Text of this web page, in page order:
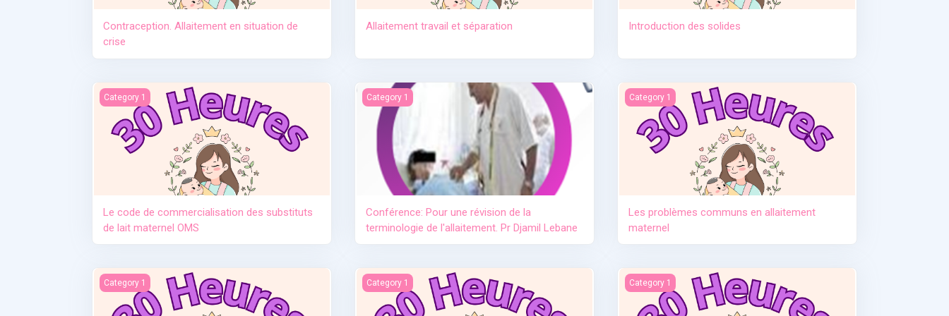
Contraception. Allaitement en situation de
crise
Allaitement travail et séparation Introduction des solides
Le code de commercialisation des substituts de lait maternel OMS
Category 1
Le code de commercialisation des substituts
de lait maternel OMS
Conférence: Pour une révision de la terminologie de l'allaitement. Pr Djamil Lebane
Category 1
Conférence: Pour une révision de la
terminologie de l'allaitement. Pr Djamil Lebane
Les problèmes communs en allaitement maternel
Category 1
Les problèmes communs en allaitement
maternel
Manque de lait et relactation
Category 1 L'importance de l'allaitement
Category 1 Le post partum
Category 1